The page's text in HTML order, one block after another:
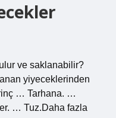
ve saklanabilir?
yiyeceklerinden
… Tarhana. …
… Tuz.Daha fazla